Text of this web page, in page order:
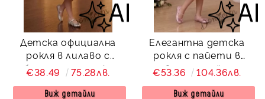
Детска официална
рокля в лилаво с
обемна пола от фин
тюл Силвия
€38.49 75.28лв.
Виж детайли
Елегантна детска
рокля с пайети в
розово и детайли от
тюл без ръкав Ками
€53.36 104.36лв.
Виж детайли